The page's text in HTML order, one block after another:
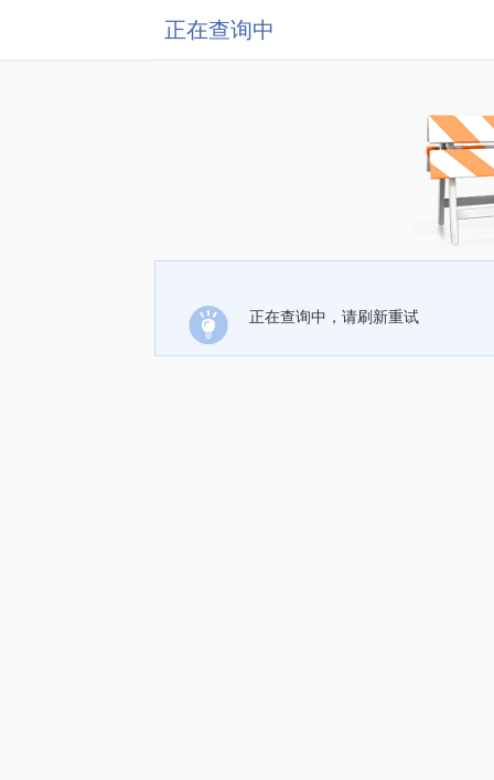
正在查询中
正在查询中，请刷新重试